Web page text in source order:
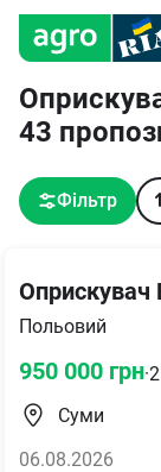
43
Фільтр
Оприскувач
Польовий
950 000 грн·
Суми
06.08.2026